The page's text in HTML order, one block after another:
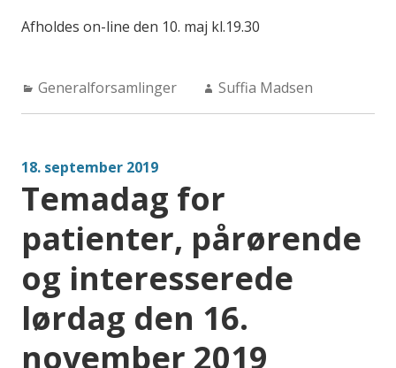
Afholdes on-line den 10. maj kl.19.30
Categories:
Generalforsamlinger Author:
Suffia Madsen
18. september 2019
Temadag for
patienter, pårørende
og interesserede
lørdag den 16.
november 2019